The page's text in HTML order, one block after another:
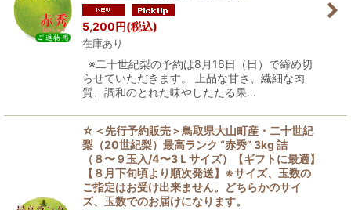
5,200円(税込)
在庫あり
※二十世紀梨の予約は8月16日（日）で締め切
らせていただきます。 上品な甘さ、繊細な肉
質、調和のとれた味やしたたる果…
☆＜先行予約販売＞鳥取県大山町産・二十世紀
梨（20世紀梨）最高ランク “赤秀” 3kg 詰
（８〜９玉入/4〜3Ｌサイズ）【ギフトに最適】
【８月下旬頃より順次発送】※サイズ、玉数の
ご指定はお受け出来ません。どちらかのサイ
ズ、玉数でのお届けになります。